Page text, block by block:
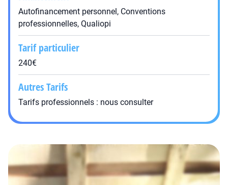
Autofinancement personnel, Conventions
professionnelles, Qualiopi
Tarif particulier
240€
Autres Tarifs
Tarifs professionnels : nous consulter